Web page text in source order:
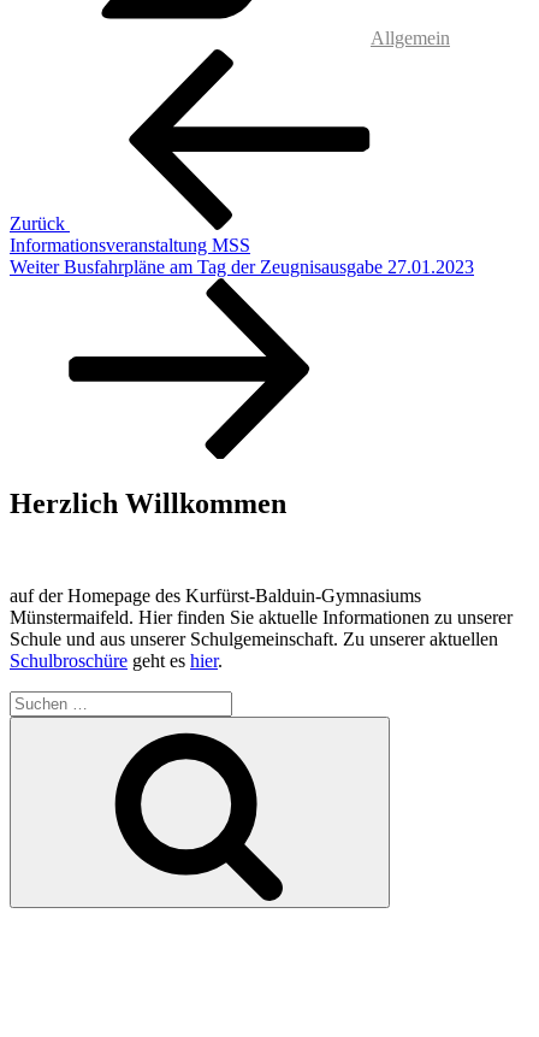
Allgemein
Beitragsnavigation
Zurück
Informationsveranstaltung MSS
Nächster
Weiter Busfahrpläne am Tag der Zeugnisausgabe 27.01.2023
Herzlich Willkommen
auf der Homepage des Kurfürst-Balduin-Gymnasiums
Münstermaifeld. Hier finden Sie aktuelle Informationen zu unserer
Schule und aus unserer Schulgemeinschaft. Zu unserer aktuellen
Schulbroschüre geht es hier.
Suchen
nach: